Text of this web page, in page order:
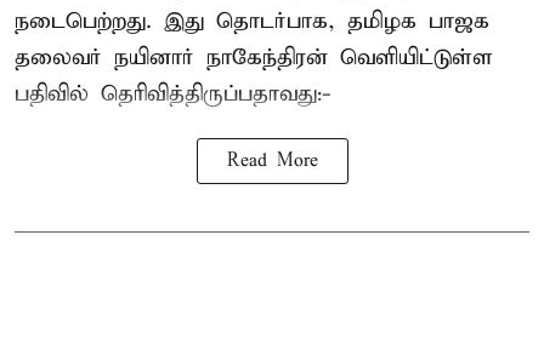
நடைபெற்றது. இது தொடர்பாக, தமிழக பாஜக
தலைவர் நயினார் நாகேந்திரன் வெளியிட்டுள்ள
பதிவில் தெரிவித்திருப்பதாவது:-
Read More